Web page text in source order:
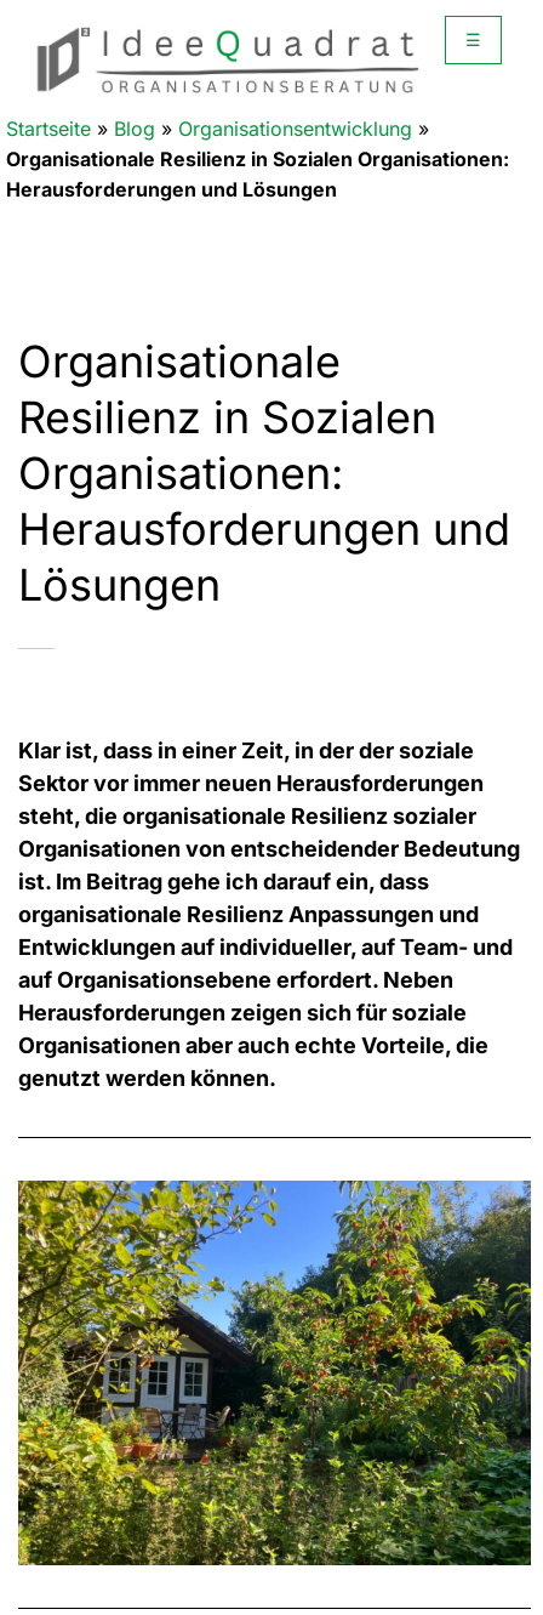
☰
Startseite » Blog » Organisationsentwicklung »
Organisationale Resilienz in Sozialen Organisationen:
Herausforderungen und Lösungen
Organisationale
Resilienz in Sozialen
Organisationen:
Herausforderungen und
Lösungen
Klar ist, dass in einer Zeit, in der der soziale
Sektor vor immer neuen Herausforderungen
steht, die organisationale Resilienz sozialer
Organisationen von entscheidender Bedeutung
ist. Im Beitrag gehe ich darauf ein, dass
organisationale Resilienz Anpassungen und
Entwicklungen auf individueller, auf Team- und
auf Organisationsebene erfordert. Neben
Herausforderungen zeigen sich für soziale
Organisationen aber auch echte Vorteile, die
genutzt werden können.